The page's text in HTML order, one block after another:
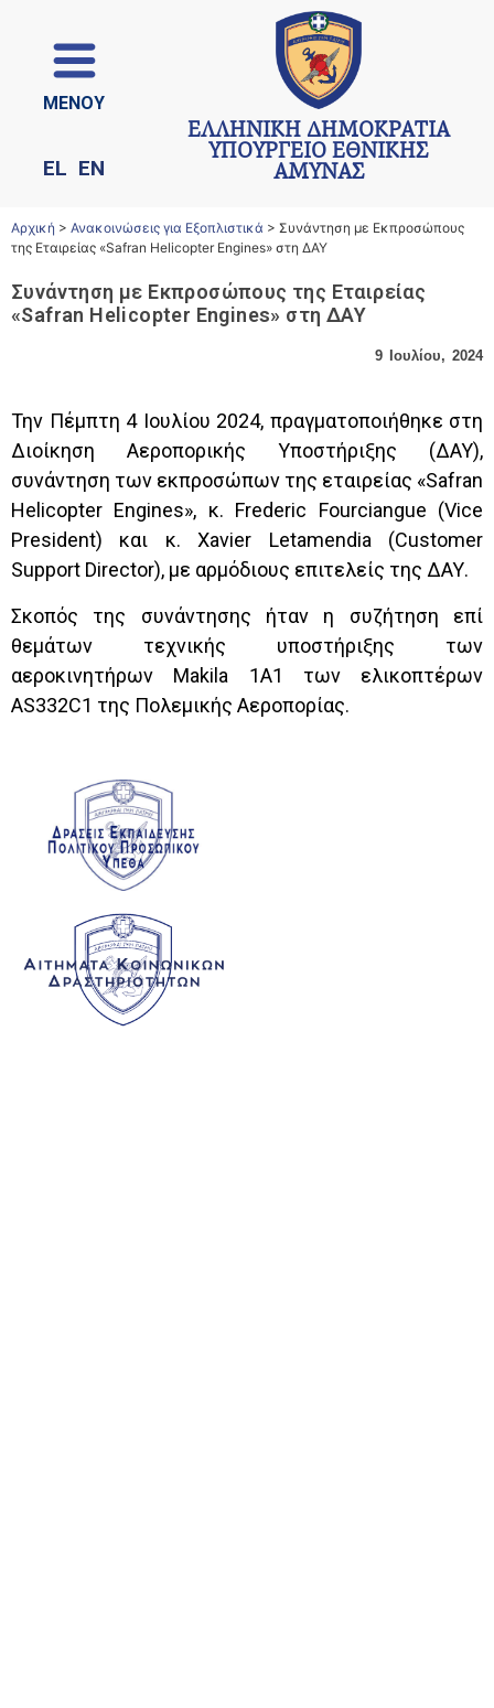
ΜΕΝΟΥ
EL EN
ΕΛΛΗΝΙΚΗ ΔΗΜΟΚΡΑΤΙΑ
ΥΠΟΥΡΓΕΙΟ ΕΘΝΙΚΗΣ
ΑΜΥΝΑΣ
Αρχική > Ανακοινώσεις για Εξοπλιστικά > Συνάντηση με Εκπροσώπους
της Εταιρείας «Safran Helicopter Engines» στη ΔΑΥ
Συνάντηση με Εκπροσώπους της Εταιρείας
«Safran Helicopter Engines» στη ΔΑΥ
9 Ιουλίου, 2024
Την Πέμπτη 4 Ιουλίου 2024, πραγματοποιήθηκε στη
Διοίκηση Αεροπορικής Υποστήριξης (ΔΑΥ),
συνάντηση των εκπροσώπων της εταιρείας «Safran
Helicopter Engines», κ. Frederic Fourciangue (Vice
President) και κ.Xavier Letamendia(Customer
Support Director), με αρμόδιους επιτελείς της ΔΑΥ.
Σκοπός της συνάντησης ήταν η συζήτηση επί
θεμάτων τεχνικής υποστήριξης των
αεροκινητήρων Makila 1A1 των ελικοπτέρων
AS332C1 της Πολεμικής Αεροπορίας.